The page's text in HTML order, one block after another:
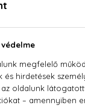
The Only